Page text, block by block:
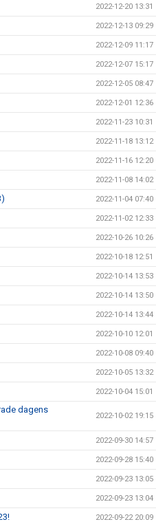
2022-12-20 13:31
2022-12-13 09:29
2022-12-09 11:17
2022-12-07 15:17
2022-12-05 08:47
2022-12-01 12:36
2022-11-23 10:31
2022-11-18 13:12
2022-11-16 12:20
2022-11-08 14:02
2022-11-04 07:40
2022-11-02 12:33
2022-10-26 10:26
2022-10-18 12:51
2022-10-14 13:53
2022-10-14 13:50
2022-10-14 13:44
2022-10-10 12:01
2022-10-08 09:40
2022-10-05 13:32
2022-10-04 15:01
dagens
2022-10-02 19:15
2022-09-30 14:57
2022-09-28 15:40
2022-09-23 13:05
2022-09-23 13:04
2022-09-22 20:09